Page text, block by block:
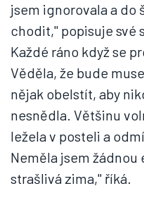
jsem ignorovala a do
chodit," popisuje své
Každé ráno když se
Věděla, že bude
nějak obelstít, aby
nesnědla. Většinu
ležela v posteli a
Neměla jsem
strašlivá zima," říká.